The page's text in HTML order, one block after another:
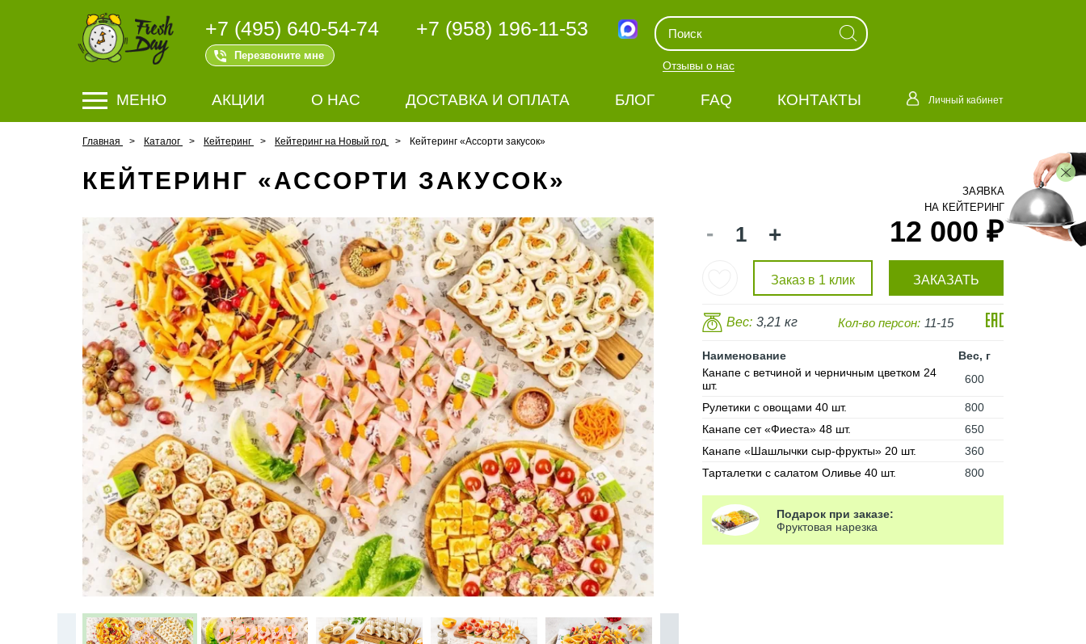
+7 (495) 640-54-74
Перезвоните мне
+7 (958) 196-11-53
Отзывы о нас
МЕНЮ АКЦИИ О НАС ДОСТАВКА И ОПЛАТА БЛОГ FAQ КОНТАКТЫ Личный кабинет
Главная Каталог Кейтеринг Кейтеринг на Новый год Кейтеринг «Ассорти закусок»
КЕЙТЕРИНГ «АССОРТИ ЗАКУСОК»
- + 12 000 ₽
Заказ в 1 клик ЗАКАЗАТЬ
Вес: 3,21 кг Кол-во персон: 11-15
Наименование
Вес, г
Канапе с ветчиной и черничным цветком 24
шт.
600
Рулетики с овощами 40 шт.
800
Канапе сет «Фиеста» 48 шт.
650
Канапе «Шашлычки сыр-фрукты» 20 шт.
360
Тарталетки с салатом Оливье 40 шт.
800
Подарок при заказе:
Фруктовая нарезка
ЗАЯВКА
НА КЕЙТЕРИНГ